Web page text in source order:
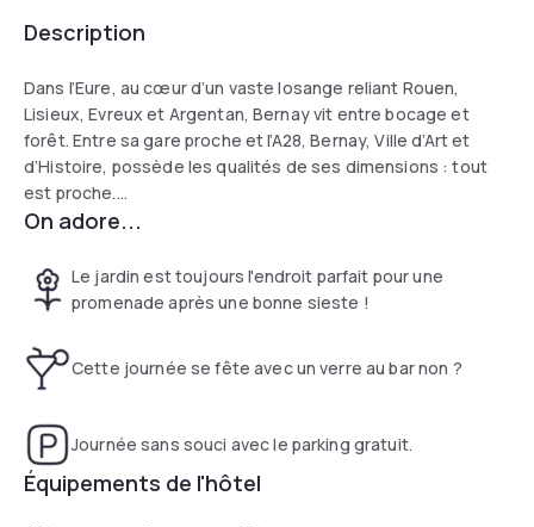
Description
Dans l’Eure, au cœur d’un vaste losange reliant Rouen,
Lisieux, Evreux et Argentan, Bernay vit entre bocage et
forêt. Entre sa gare proche et l’A28, Bernay, Ville d’Art et
d’Histoire, possède les qualités de ses dimensions : tout
est proche.
confortables, d’un bar, d’une équipe chaleureuse et
professionnelle… l’Acropole Hôtel facilite l’accès à ses bijoux
Normandie !
On adore...
Le jardin est toujours l'endroit parfait pour une
promenade après une bonne sieste !
Cette journée se fête avec un verre au bar non ?
Journée sans souci avec le parking gratuit.
Équipements de l'hôtel